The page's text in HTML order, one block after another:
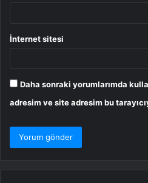
İnternet sitesi
Daha sonraki yorumlarımda
adresim ve site adresim bu